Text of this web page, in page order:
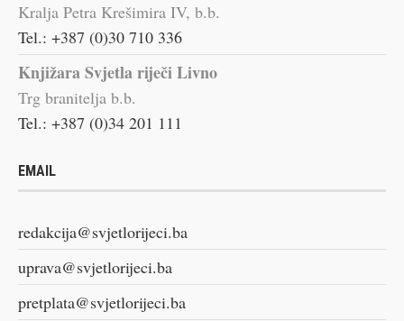
Kralja Petra Krešimira IV, b.b.
Tel.: +387 (0)30 710 336
Knjižara Svjetla riječi Livno
Trg branitelja b.b.
Tel.: +387 (0)34 201 111
EMAIL
redakcija@svjetlorijeci.ba
uprava@svjetlorijeci.ba
pretplata@svjetlorijeci.ba